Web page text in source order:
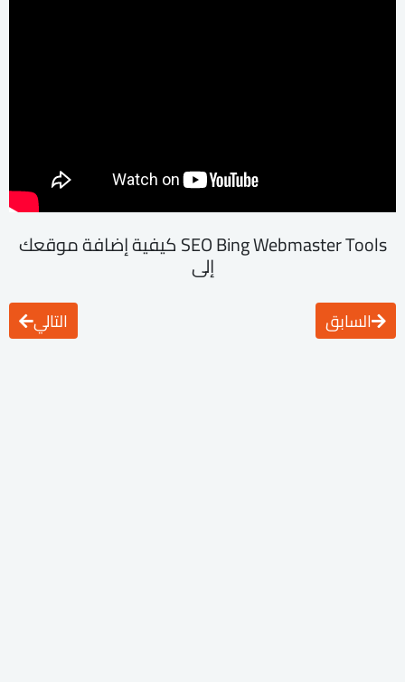
SEO Bing Webmaster Tools كيفية إضافة موقعك
إلى
السابق التالي